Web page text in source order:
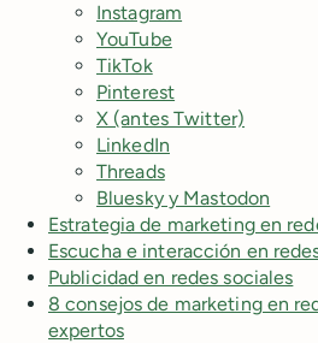
Instagram
YouTube
TikTok
Pinterest
X (antes Twitter)
LinkedIn
Threads
Bluesky y Mastodon
Estrategia de marketing en
Escucha e interacción en
Publicidad en redes sociales
8 consejos de marketing en
expertos